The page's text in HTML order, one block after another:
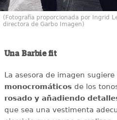
(Fotografía proporcionada por Ingrid
directora de Garbo Imagen)
Una Barbie fit
La asesora de imagen sugiere
monocromáticosde los
rosado y añadiendo
que sea una vestimenta